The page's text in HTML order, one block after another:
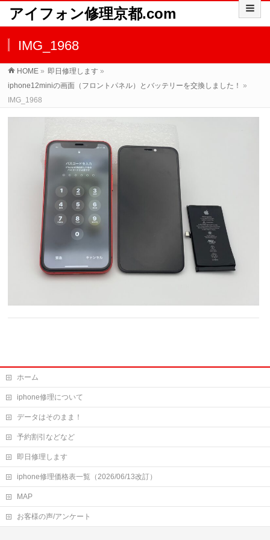
アイフォン修理京都.com
IMG_1968
HOME » 即日修理します »
iphone12miniの画面（フロントパネル）とバッテリーを交換しました！ »
IMG_1968
ホーム
iphone修理について
データはそのまま！
予約割引などなど
即日修理します
iphone修理価格表一覧（2026/06/13改訂）
MAP
お客様の声/アンケート